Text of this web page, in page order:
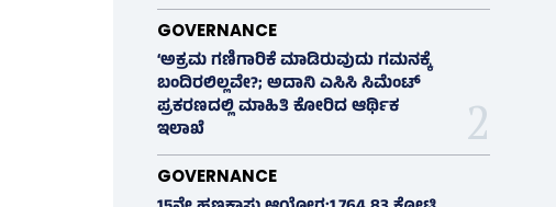
GOVERNANCE
‘ಅಕ್ರಮ ಗಣಿಗಾರಿಕೆ ಮಾಡಿರುವುದು ಗಮನಕ್ಕೆ
ಬಂದಿರಲಿಲ್ಲವೇ?; ಅದಾನಿ ಎಸಿಸಿ ಸಿಮೆಂಟ್
ಪ್ರಕರಣದಲ್ಲಿ ಮಾಹಿತಿ ಕೋರಿದ ಆರ್ಥಿಕ
ಇಲಾಖೆ
GOVERNANCE